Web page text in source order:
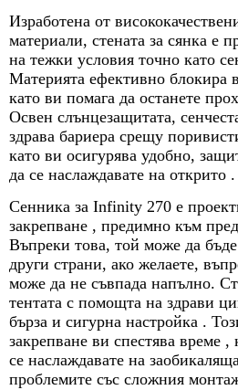
Изработена от
материали, стената за сянка е
на тежки условия точно като
Материята ефективно блокира
като ви помага да останете
Освен слънцезащитата,
здрава бариера срещу
като ви осигурява удобно,
да се наслаждавате на открито .
Сенника за Infinity 270 е
закрепване , предимно към
Въпреки това, той може да
други страни, ако желаете,
може да не съвпада напълно.
тентата с помощта на здрави
бърза и сигурна настройка .
закрепване ви спестява време ,
се наслаждавате на
проблемите със сложния